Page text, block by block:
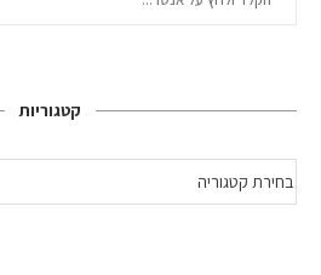
קטגוריות